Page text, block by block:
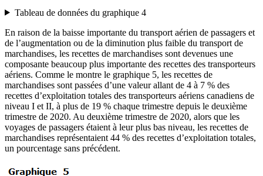
Tableau de données du graphique 4
En raison de la baisse importante du transport aérien de passagers et
de l’augmentation ou de la diminution plus faible du transport de
marchandises, les recettes de marchandises sont devenues une
composante beaucoup plus importante des recettes des transporteurs
aériens. Comme le montre le graphique 5, les recettes de
marchandises sont passées d’une valeur allant de 4 à 7 % des
recettes d’exploitation totales des transporteurs aériens canadiens de
niveau I et II, à plus de 19 % chaque trimestre depuis le deuxième
trimestre de 2020. Au deuxième trimestre de 2020, alors que les
voyages de passagers étaient à leur plus bas niveau, les recettes de
marchandises représentaient 44 % des recettes d’exploitation totales,
un pourcentage sans précédent.